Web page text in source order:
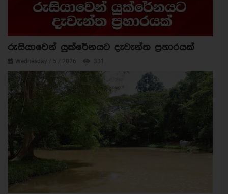
රුසියාවෙන් යුක්රේනයට දැවැන්ත ප්‍රහාරයක්
Wednesday / 5 / 2026 331